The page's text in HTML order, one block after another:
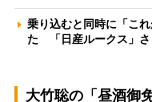
乗り込むと同時に「こ
た 「日産ルークス」
大竹聡の「昼酒御免